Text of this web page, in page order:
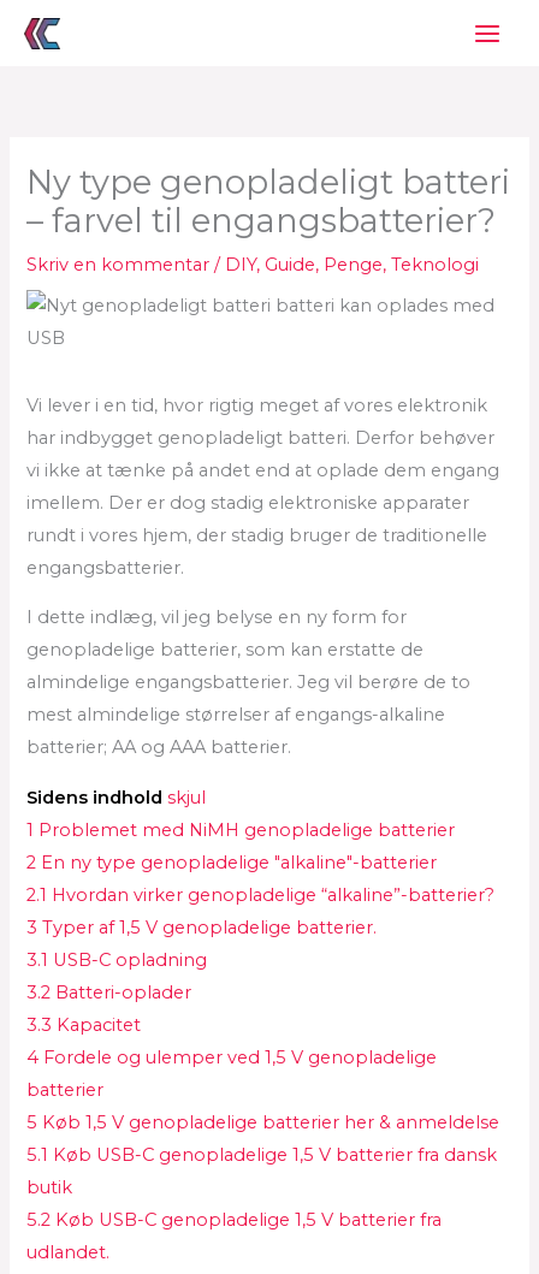
Ny type genopladeligt batteri
– farvel til engangsbatterier?
Skriv en kommentar / DIY, Guide, Penge,Teknologi
Vi lever i en tid, hvor rigtig meget af vores elektronik
har indbygget genopladeligt batteri. Derfor behøver
vi ikke at tænke på andet end at oplade dem engang
imellem. Der er dog stadig elektroniske apparater
rundt i vores hjem, der stadig bruger de traditionelle
engangsbatterier.
I dette indlæg, vil jeg belyse en ny form for
genopladelige batterier, som kan erstatte de
almindelige engangsbatterier. Jeg vil berøre de to
mest almindelige størrelser af engangs-alkaline
batterier; AA og AAA batterier.
Sidens indhold skjul
1 Problemet med NiMH genopladelige batterier
2 En ny type genopladelige "alkaline"-batterier
2.1 Hvordan virker genopladelige “alkaline”-batterier?
3 Typer af 1,5 V genopladelige batterier.
3.1 USB-C opladning
3.2 Batteri-oplader
3.3 Kapacitet
4 Fordele og ulemper ved 1,5 V genopladelige
batterier
5 Køb 1,5 V genopladelige batterier her & anmeldelse
5.1 Køb USB-C genopladelige 1,5 V batterier fra dansk
butik
5.2 Køb USB-C genopladelige 1,5 V batterier fra
udlandet.